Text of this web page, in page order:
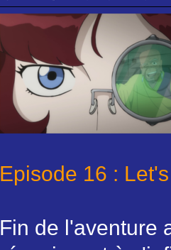
Episode 16 :
Fin de l'aventure